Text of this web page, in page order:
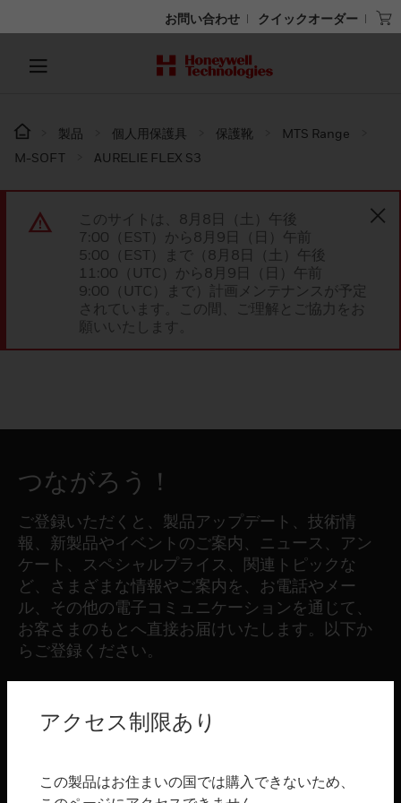
お問い合わせ クイックオーダー
製品 個人用保護具 保護靴
MTS Range
M-SOFT
AURELIE FLEX S3
このサイトは、8月8日（土）午後
7:00（EST）から8月9日（日）午前
5:00（EST）まで（8月8日（土）午後
11:00（UTC）から8月9日（日）午前
9:00（UTC）まで）計画メンテナンスが予定
されています。この間、ご理解とご協力をお
願いいたします。
つながろう！
ご登録いただくと、製品アップデート、技術情
報、新製品やイベントのご案内、ニュース、アン
ケート、スペシャルプライス、関連トピックな
ど、さまざまな情報やご案内を、お電話やメー
ル、その他の電子コミュニケーションを通じて、
お客さまのもとへ直接お届けいたします。以下か
らご登録ください。
toggle view
アクセス制限あり
この製品はお住まいの国では購入できないため、